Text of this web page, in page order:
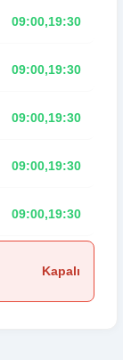
09:00,19:30
09:00,19:30
09:00,19:30
09:00,19:30
09:00,19:30
Kapalı